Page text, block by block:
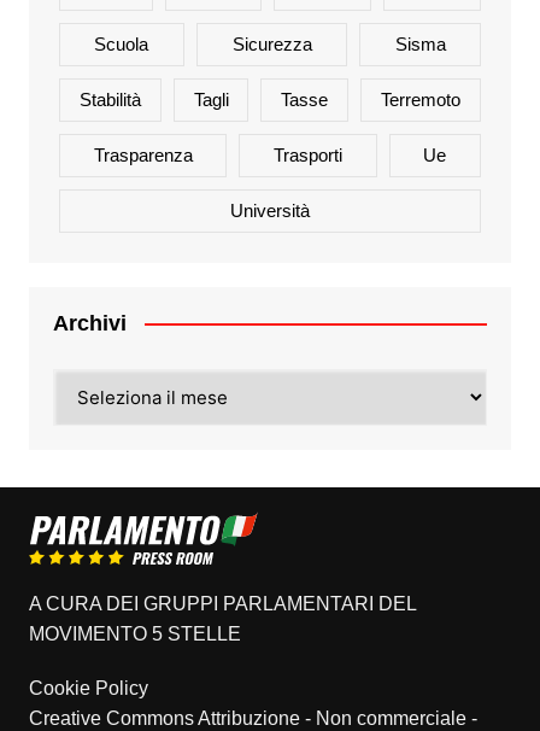
Scuola Sicurezza Sisma
Stabilità Tagli Tasse Terremoto
Trasparenza Trasporti Ue
Università
Archivi
A CURA DEI GRUPPI PARLAMENTARI DEL
MOVIMENTO 5 STELLE
Cookie Policy
Creative Commons Attribuzione - Non commerciale -